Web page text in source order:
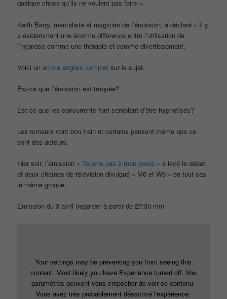
quelque chose qu’ils ne veulent pas faire ».
Keith Barry, mentaliste et magicien de l’émission, a déclaré « Il y
a évidemment une énorme différence entre l’utilisation de
l’hypnose comme une thérapie et comme divertissement.
Voici unarticle anglais complet sur le sujet.
Est-ce que l’émission est truquée?
Est-ce que les concurrents font semblant d’être hypnotisés?
Les rumeurs vont bon train et certains pensent même que ce
sont des acteurs.
Hier soir, l’émission « Touche pas à mon poste » a levé le débat
et deux chaînes de télévision divulgué « M6 et W9 » en tout cas
le même groupe.
Emission du 3 avril (regarder à partir de 27:30 mn)
Your settings may be preventing you from seeing this
content. Most likely you have Experience turned off. Vos
paramètres peuvent vous empêcher de voir ce contenu.
Vous avez très probablement désactivé l'expérience.